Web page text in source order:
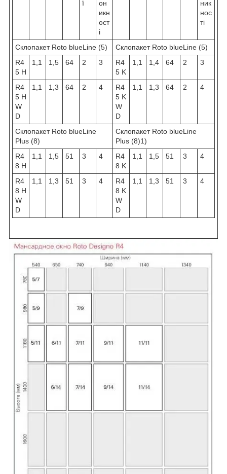
ї
он
икн
ост
і
ник
нос
ті
Склопакет Roto blueLine (5)
Склопакет Roto blueLine (5)
R4
5 H
1,1 1,5 64 2 3
R4
5 K
1,1 1,4 64 2 3
R4
5 H
W
D
1,1 1,3 64 2 4
R4
5 K
W
D
1,1 1,3 64 2 4
Склопакет Roto blueLine
Plus (8)
Склопакет Roto blueLine
Plus (8)1)
R4
8 H
1,1 1,5 51 3 4
R4
8 K
1,1 1,5 51 3 4
R4
8 H
W
D
1,1 1,3 51 3 4
R4
8 K
W
D
1,1 1,3 51 3 4